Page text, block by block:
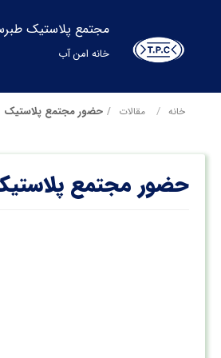
مجتمع پلاستیک
خانه امن آب
خانه مقالات حضور مجتمع پلاستیک
حضور مجتمع